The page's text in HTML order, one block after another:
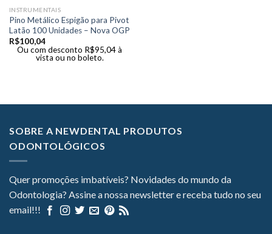
INSTRUMENTAIS
Pino Metálico Espigão para Pivot
Latão 100 Unidades – Nova OGP
R$100,04
Ou com desconto R$95,04à
vista ou no boleto.
SOBRE A NEWDENTAL PRODUTOS
ODONTOLÓGICOS
Quer promoções imbatíveis? Novidades do mundo da
Odontologia? Assine a nossa newsletter e receba tudo no seu
email!!!